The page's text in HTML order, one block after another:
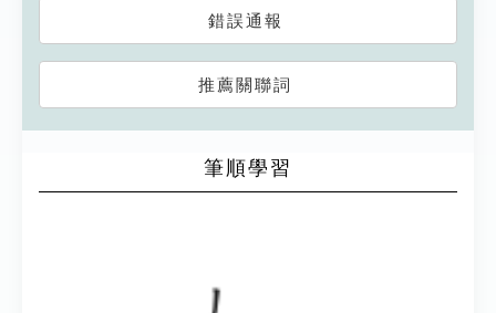
錯誤通報
推薦關聯詞
筆順學習